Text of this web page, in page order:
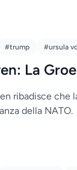
#trump #ursula
La
ribadisce che
della NATO.